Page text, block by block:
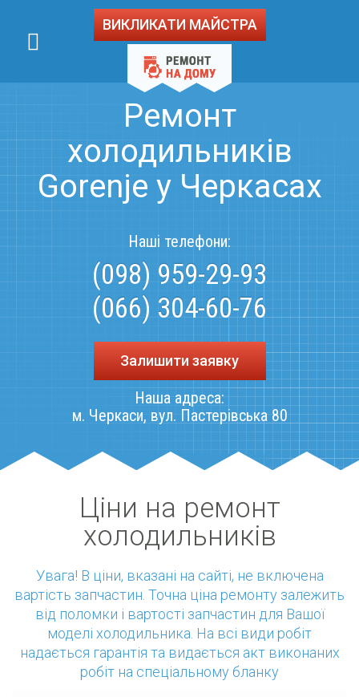
ВИКЛИКАТИ МАЙСТРА
Ремонт
холодильників
Gorenje у Черкасах
Наші телефони:
(098) 959-29-93
(066) 304-60-76
Залишити заявку
Наша адреса:
м. Черкаси, вул. Пастерівська 80
Ціни на ремонт
холодильникiв
Увага! В ціни, вказані на сайті, не включена
вартість запчастин. Точна ціна ремонту залежить
від поломки і вартості запчастин для Вашої
моделі холодильникa. На всі види робіт
надається гарантія та видається акт виконаних
робіт на спеціальному бланку